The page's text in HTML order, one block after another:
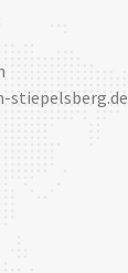
stiepelsberg.de